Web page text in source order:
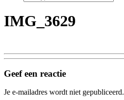
IMG_3629
Geef een reactie
Je e-mailadres wordt niet gepubliceerd.